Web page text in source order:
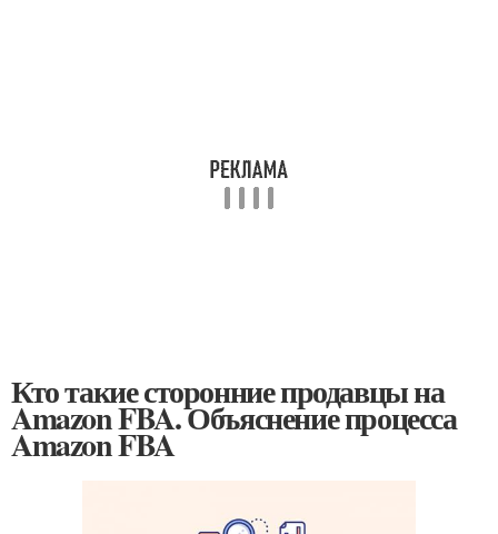
Кто такие сторонние продавцы на
Amazon FBA. Объяснение процесса
Amazon FBA